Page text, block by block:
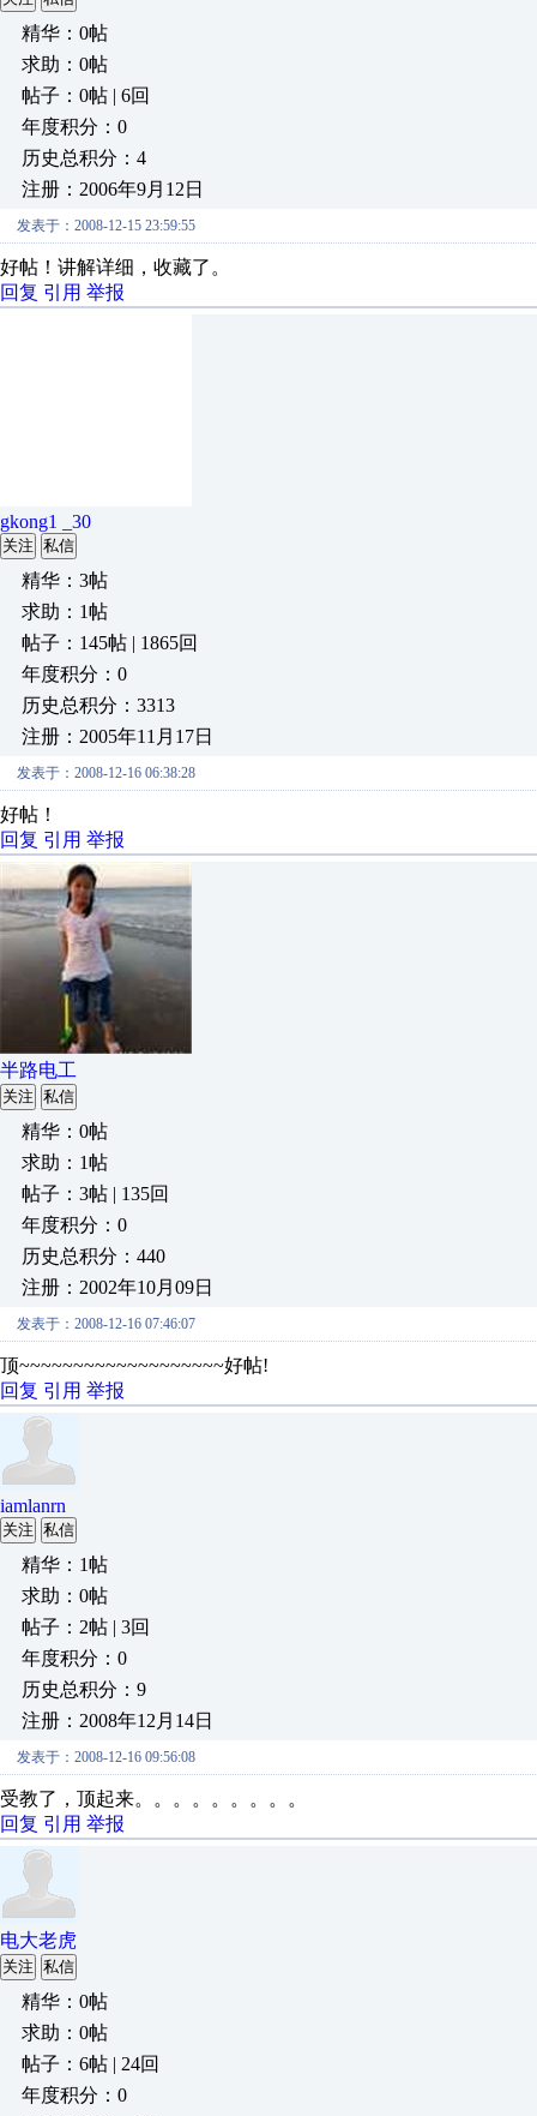
精华：0帖
求助：0帖
帖子：0帖 | 6回
年度积分：0
历史总积分：4
注册：2006年9月12日
发表于：2008-12-15 23:59:55
好帖！讲解详细，收藏了。
回复 引用 举报
gkong1 _30
关注 私信
精华：3帖
求助：1帖
帖子：145帖 | 1865回
年度积分：0
历史总积分：3313
注册：2005年11月17日
发表于：2008-12-16 06:38:28
好帖！
回复 引用 举报
半路电工
关注 私信
精华：0帖
求助：1帖
帖子：3帖 | 135回
年度积分：0
历史总积分：440
注册：2002年10月09日
发表于：2008-12-16 07:46:07
顶~~~~~~~~~~~~~~~~~~~好帖!
回复 引用 举报
iamlanrn
关注 私信
精华：1帖
求助：0帖
帖子：2帖 | 3回
年度积分：0
历史总积分：9
注册：2008年12月14日
发表于：2008-12-16 09:56:08
受教了，顶起来。。。。。。。。。
回复 引用 举报
电大老虎
关注 私信
精华：0帖
求助：0帖
帖子：6帖 | 24回
年度积分：0